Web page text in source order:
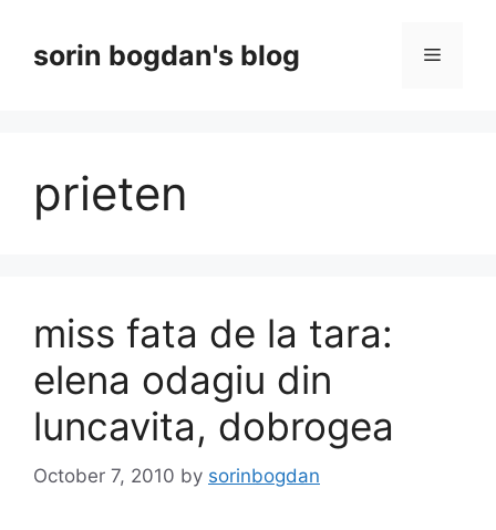
contentsorin bogdan's blog Menu
prieten
miss fata de la tara:
elena odagiu din
luncavita, dobrogea
October 7, 2010 by sorinbogdan